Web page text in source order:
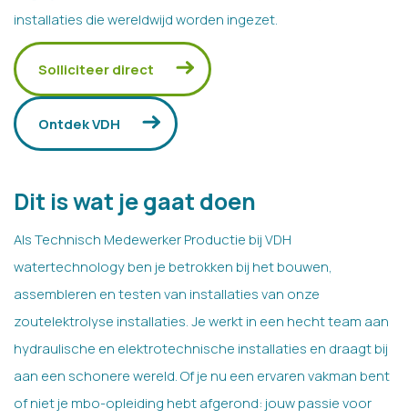
installaties die wereldwijd worden ingezet.
Solliciteer direct
Ontdek VDH
Dit is wat je gaat doen
Als Technisch Medewerker Productie bij VDH
watertechnology ben je betrokken bij het bouwen,
assembleren en testen van installaties van onze
zoutelektrolyse installaties. Je werkt in een hecht team aan
hydraulische en elektrotechnische installaties en draagt bij
aan een schonere wereld. Of je nu een ervaren vakman bent
of niet je mbo-opleiding hebt afgerond: jouw passie voor